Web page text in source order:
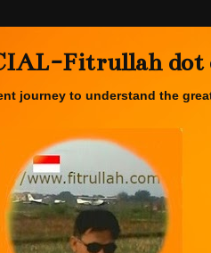
Fitrullah
journey to understand the